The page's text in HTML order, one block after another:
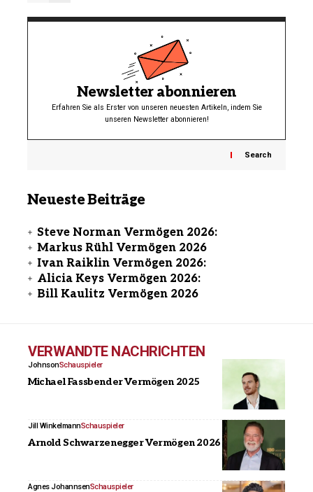
Newsletter abonnieren
Erfahren Sie als Erster von unseren neuesten Artikeln, indem Sie
unseren Newsletter abonnieren!
Search
Neueste Beiträge
Steve Norman Vermögen 2026:
Markus Rühl Vermögen 2026
Ivan Raiklin Vermögen 2026:
Alicia Keys Vermögen 2026:
Bill Kaulitz Vermögen 2026
VERWANDTE NACHRICHTEN
JohnsonSchauspieler
Michael Fassbender Vermögen 2025
Jill WinkelmannSchauspieler
Arnold Schwarzenegger Vermögen 2026
Agnes JohannsenSchauspieler